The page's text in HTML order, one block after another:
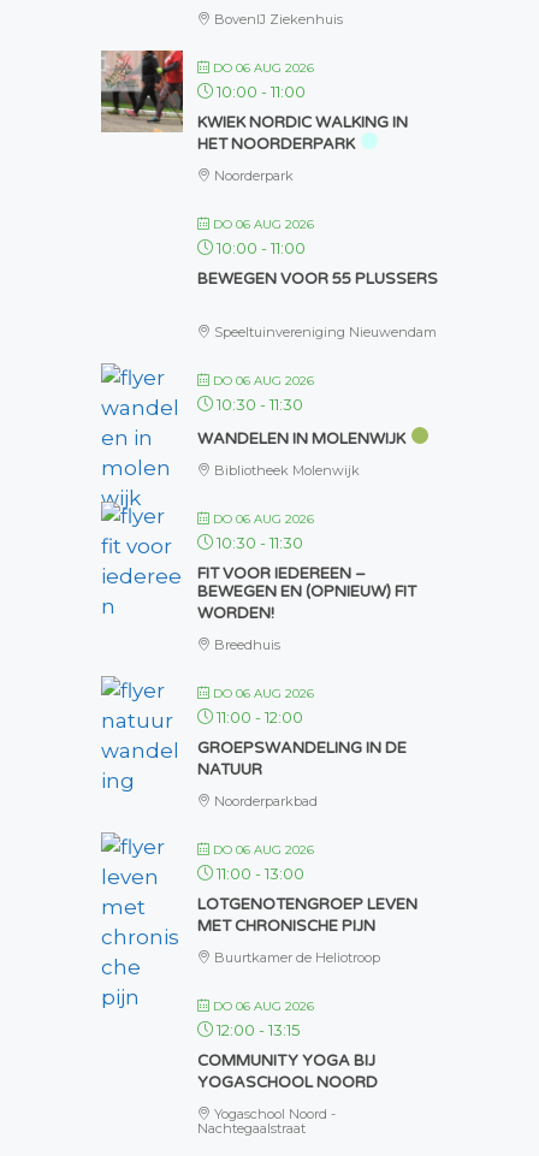
BovenIJ Ziekenhuis
DO 06 AUG 2026
10:00 -11:00
KWIEK NORDIC WALKING IN
HET NOORDERPARK
Noorderpark
DO 06 AUG 2026
10:00 -11:00
BEWEGEN VOOR 55 PLUSSERS
Speeltuinvereniging Nieuwendam
DO 06 AUG 2026
10:30 -11:30
WANDELEN IN MOLENWIJK
Bibliotheek Molenwijk
DO 06 AUG 2026
10:30 -11:30
FIT VOOR IEDEREEN –
BEWEGEN EN (OPNIEUW) FIT
WORDEN!
Breedhuis
DO 06 AUG 2026
11:00 -12:00
GROEPSWANDELING IN DE
NATUUR
Noorderparkbad
DO 06 AUG 2026
11:00 -13:00
LOTGENOTENGROEP LEVEN
MET CHRONISCHE PIJN
Buurtkamer de Heliotroop
DO 06 AUG 2026
12:00 -13:15
COMMUNITY YOGA BIJ
YOGASCHOOL NOORD
Yogaschool Noord -
Nachtegaalstraat